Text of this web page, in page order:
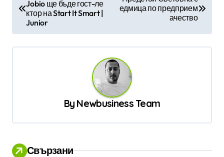
я
Jobio ще бъде гост-ле
ктор на Start It Smart |
Junior
едмица по предприем
ачество
By Newbusiness Team
Свързани